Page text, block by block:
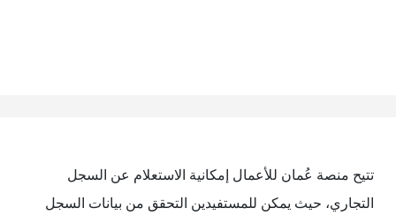
تتيح منصة عُمان للأعمال إمكانية الاستعلام عن السجل
التجاري، حيث يمكن للمستفيدين التحقق من بيانات السجل